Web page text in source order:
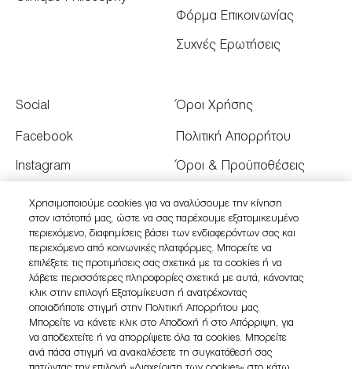
Φόρμα Επικοινωνίας
Συχνές Ερωτήσεις
Social
Facebook
Instagram
Twitter
Όροι Χρήσης
Πολιτική Απορρήτου
Όροι & Προϋποθέσεις
Διαχειριστείτε τα Cookies
του Ιστότοπου
Χρησιμοποιούμε cookies για να αναλύσουμε την κίνηση
στον ιστότοπό μας, ώστε να σας παρέχουμε εξατομικευμένο
περιεχόμενο, διαφημίσεις βάσει των ενδιαφερόντων σας και
περιεχόμενο από κοινωνικές πλατφόρμες. Μπορείτε να
επιλέξετε τις προτιμήσεις σας σχετικά με τα cookies ή να
λάβετε περισσότερες πληροφορίες σχετικά με αυτά, κάνοντας
κλικ στην επιλογή Εξατομίκευση ή ανατρέχοντας
οποιαδήποτε στιγμή στην Πολιτική Απορρήτου μας.
Μπορείτε να κάνετε κλικ στο Αποδοχή ή στο Απόρριψη, για
να αποδεχτείτε ή να απορρίψετε όλα τα cookies. Μπορείτε
ανά πάσα στιγμή να ανακαλέσετε τη συγκατάθεσή σας